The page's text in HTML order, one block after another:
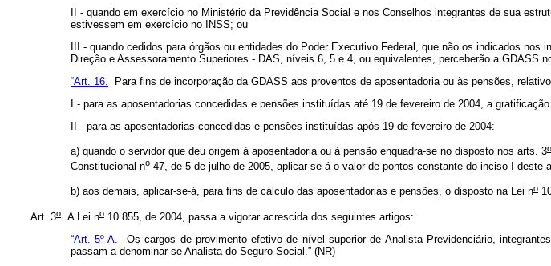
II - quando em exercício no Ministério da Previdência Social e nos Conselhos integrantes de sua
estivessem em exercício no INSS; ou
III - quando cedidos para órgãos ou entidades do Poder Executivo Federal, que não os indicados
Direção e Assessoramento Superiores - DAS, níveis 6, 5 e 4, ou equivalentes, perceberão a GDASS
“Art. 16. Para fins de incorporação da GDASS aos proventos de aposentadoria ou às pensões,
I - para as aposentadorias concedidas e pensões instituídas até 19 de fevereiro de 2004, a
II - para as aposentadorias concedidas e pensões instituídas após 19 de fevereiro de 2004:
a) quando o servidor que deu origem à aposentadoria ou à pensão enquadra-se no disposto nos arts. 3o
Constitucional no 47, de 5 de julho de 2005, aplicar-se-á o valor de pontos constante do inciso I deste
b) aos demais, aplicar-se-á, para fins de cálculo das aposentadorias e pensões, o disposto na Lei no
Art. 3o A Lei no 10.855, de 2004, passa a vigorar acrescida dos seguintes artigos:
“Art. 5º-A.
Os cargos de provimento efetivo de nível superior de Analista Previdenciário,
passam a denominar-se Analista do Seguro Social.” (NR)